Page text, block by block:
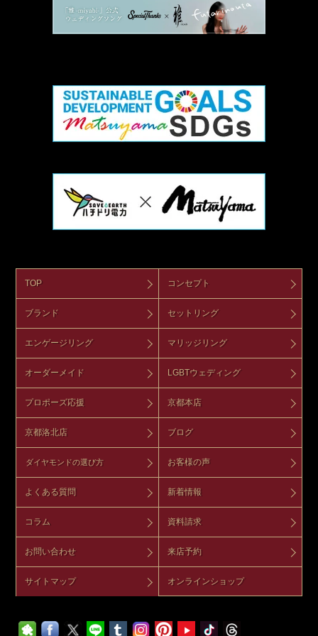
TOP コンセプト
ブランド セットリング
エンゲージリング マリッジリング
オーダーメイド LGBTウェディング
プロポーズ応援 京都本店
京都洛北店 ブログ
ダイヤモンドの選び方 お客様の声
よくある質問 新着情報
コラム 資料請求
お問い合わせ 来店予約
サイトマップ オンラインショップ